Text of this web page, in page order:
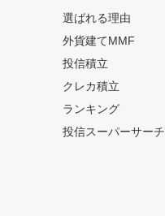
選ばれる理由
外貨建てMMF
投信積立
クレカ積立
ランキング
投信スーパーサーチ